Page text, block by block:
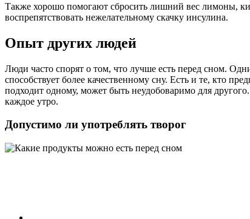
Также хорошо помогают сбросить лишний вес лимоны,
воспрепятствовать нежелательному скачку инсулина.
Опыт других людей
Люди часто спорят о том, что лучше есть перед сном.
способствует более качественному сну. Есть и те, кто
подходит одному, может быть неудобоваримо для
каждое утро.
Допустимо ли употреблять творог